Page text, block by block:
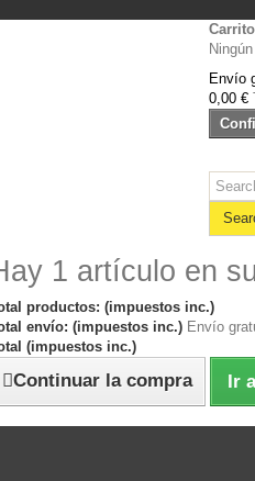
Envío
0,00 €
1 artículo en
productos: (impuestos inc.)
envío: (impuestos inc.) Envío
(impuestos inc.)
Continuar la compra Ir